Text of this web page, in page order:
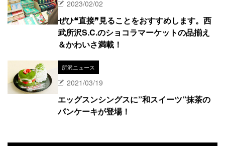
2023/02/02
ぜひ❝直接❞見ることをおすすめします。西
武所沢S.C.のショコラマーケットの品揃え
＆かわいさ満載！
所沢ニュース
2021/03/19
エッグスンシングスに”和スイーツ”抹茶の
パンケーキが登場！